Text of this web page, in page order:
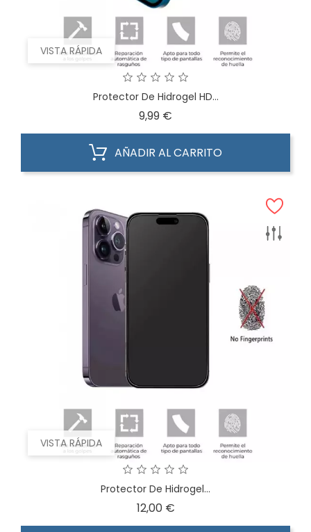
VISTA RÁPIDA
Protector De Hidrogel HD...
9,99 €
AÑADIR AL CARRITO
VISTA RÁPIDA
Protector De Hidrogel...
12,00 €Precio